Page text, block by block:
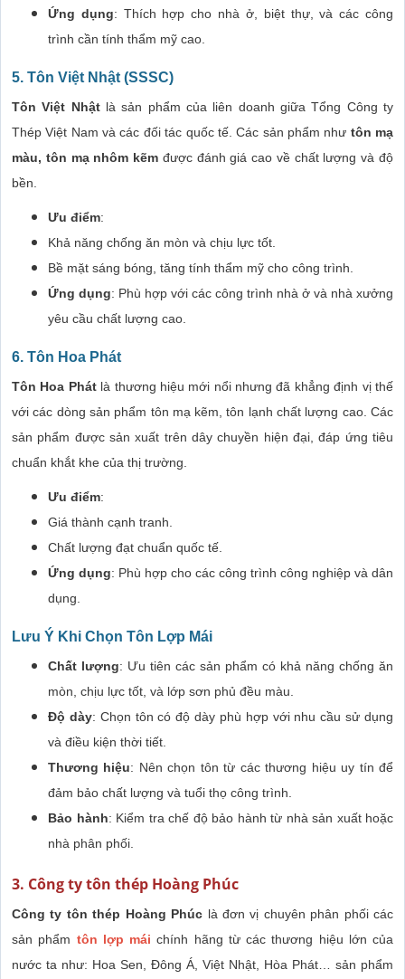
Ứng dụng: Thích hợp cho nhà ở, biệt thự, và các công
trình cần tính thẩm mỹ cao.
5. Tôn Việt Nhật (SSSC)
Tôn Việt Nhậtlà sản phẩm của liên doanh giữa Tổng Công ty
Thép Việt Nam và các đối tác quốc tế. Các sản phẩm như tôn mạ
màu, tôn mạ nhôm kẽm được đánh giá cao về chất lượng và độ
bền.
Ưu điểm:
Khả năng chống ăn mòn và chịu lực tốt.
Bề mặt sáng bóng, tăng tính thẩm mỹ cho công trình.
Ứng dụng: Phù hợp với các công trình nhà ở và nhà xưởng
yêu cầu chất lượng cao.
6. Tôn Hoa Phát
Tôn Hoa Phátlà thương hiệu mới nổi nhưng đã khẳng định vị thế
với các dòng sản phẩm tôn mạ kẽm, tôn lạnh chất lượng cao. Các
sản phẩm được sản xuất trên dây chuyền hiện đại, đáp ứng tiêu
chuẩn khắt khe của thị trường.
Ưu điểm:
Giá thành cạnh tranh.
Chất lượng đạt chuẩn quốc tế.
Ứng dụng: Phù hợp cho các công trình công nghiệp và dân
dụng.
Lưu Ý Khi Chọn Tôn Lợp Mái
Chất lượng: Ưu tiên các sản phẩm có khả năng chống ăn
mòn, chịu lực tốt, và lớp sơn phủ đều màu.
Độ dày: Chọn tôn có độ dày phù hợp với nhu cầu sử dụng
và điều kiện thời tiết.
Thương hiệu: Nên chọn tôn từ các thương hiệu uy tín để
đảm bảo chất lượng và tuổi thọ công trình.
Bảo hành: Kiểm tra chế độ bảo hành từ nhà sản xuất hoặc
nhà phân phối.
3. Công ty tôn thép Hoàng Phúc
Công ty tôn thép Hoàng Phúc là đơn vị chuyên phân phối các
sản phẩm tôn lợp mái chính hãng từ các thương hiệu lớn của
nước ta như: Hoa Sen, Đông Á, Việt Nhật, Hòa Phát… sản phẩm